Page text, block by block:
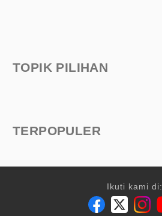
TOPIK PILIHAN
TERPOPULER
Ikuti kami di: